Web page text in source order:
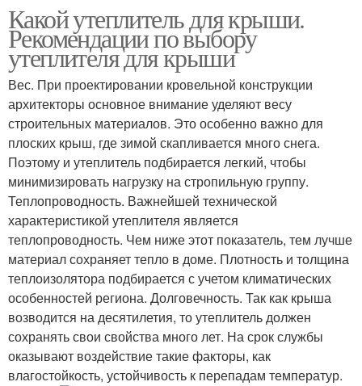
Какой утеплитель для крыши.
Рекомендации по выбору
утеплителя для крыши
Вес. При проектировании кровельной конструкции
архитекторы основное внимание уделяют весу
строительных материалов. Это особенно важно для
плоских крыш, где зимой скапливается много снега.
Поэтому и утеплитель подбирается легкий, чтобы
минимизировать нагрузку на стропильную группу.
Теплопроводность. Важнейшей технической
характеристикой утеплителя является
теплопроводность. Чем ниже этот показатель, тем лучше
материал сохраняет тепло в доме. Плотность и толщина
теплоизолятора подбирается с учетом климатических
особенностей региона. Долговечность. Так как крыша
возводится на десятилетия, то утеплитель должен
сохранять свои свойства много лет. На срок службы
оказывают воздействие такие факторы, как
влагостойкость, устойчивость к перепадам температур.